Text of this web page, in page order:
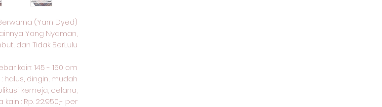
(Yarn Dyed)
Yang Nyaman,
dan Tidak BerLulu
kain: 145 - 150 cm
halus, dingin, mudah
kemeja, celana,
: Rp. 22.950,- per